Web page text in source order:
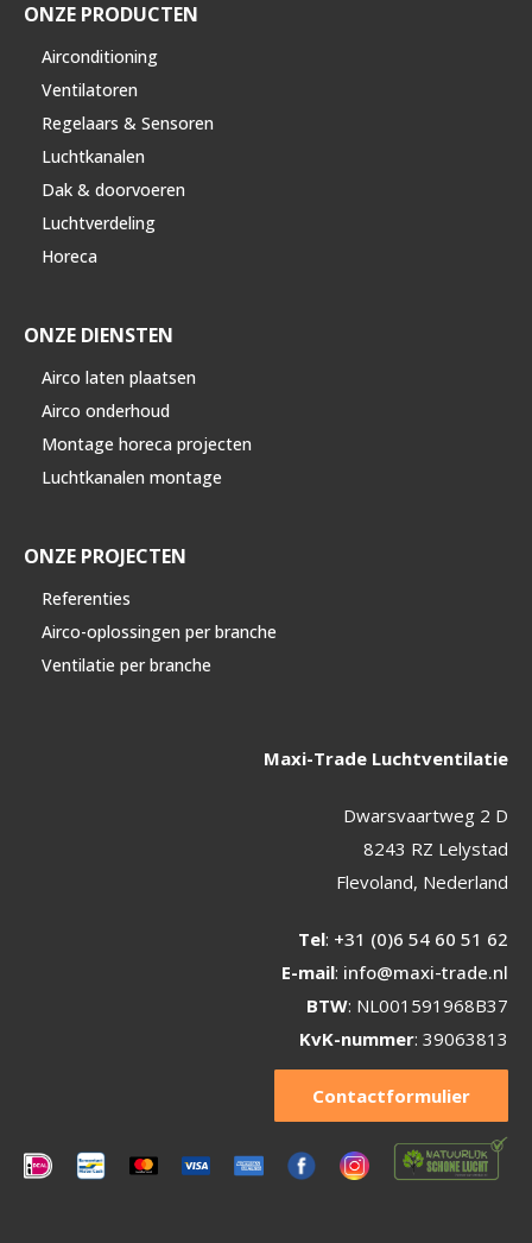
ONZE PRODUCTEN
Airconditioning
Ventilatoren
Regelaars & Sensoren
Luchtkanalen
Dak & doorvoeren
Luchtverdeling
Horeca
ONZE DIENSTEN
Airco laten plaatsen
Airco onderhoud
Montage horeca projecten
Luchtkanalen montage
ONZE PROJECTEN
Referenties
Airco-oplossingen per branche
Ventilatie per branche
Maxi-Trade Luchtventilatie
Dwarsvaartweg 2 D
8243 RZ Lelystad
Flevoland, Nederland
Tel: +31 (0)6 54 60 51 62
E-mail: info@maxi-trade.nl
BTW: NL001591968B37
KvK-nummer: 39063813
Contactformulier